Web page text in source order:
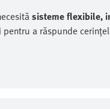
sisteme flexibile,
a răspunde